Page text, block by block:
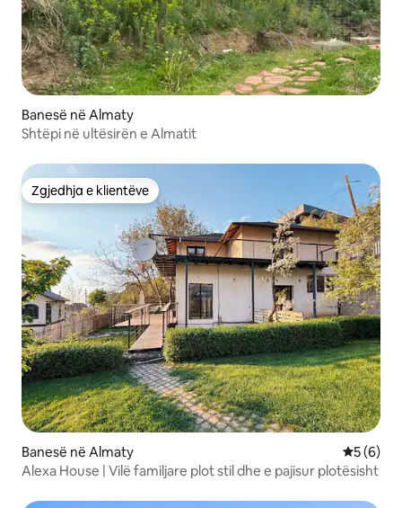
Banesë në Almaty
Shtëpi në ultësirën e Almatit
Zgjedhja e klientëve
Zgjedhja e klientëve
Banesë në Almaty
5 (6)
Alexa House | Vilë familjare plot stil dhe e pajisur plotësisht